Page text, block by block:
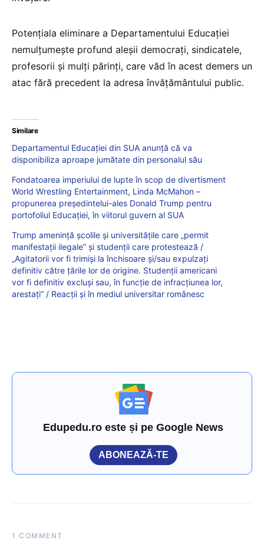
Potențiala eliminare a Departamentului Educației
nemulțumește profund aleșii democrați, sindicatele,
profesorii și mulți părinți, care văd în acest demers un
atac fără precedent la adresa învățământului public.
Similare
Departamentul Educaţiei din SUA anunţă că va
disponibiliza aproape jumătate din personalul său
Fondatoarea imperiului de lupte în scop de divertisment
World Wrestling Entertainment, Linda McMahon –
propunerea președintelui-ales Donald Trump pentru
portofoliul Educației, în viitorul guvern al SUA
Trump ameninţă şcolile şi universităţile care „permit
manifestaţii ilegale” și studenții care protestează /
„Agitatorii vor fi trimişi la închisoare şi/sau expulzaţi
definitiv către ţările lor de origine. Studenţii americani
vor fi definitiv excluşi sau, în funcţie de infracţiunea lor,
arestaţi” / Reacții și în mediul universitar românesc
Edupedu.ro este și pe Google News
ABONEAZĂ-TE
1 COMMENT